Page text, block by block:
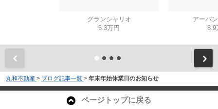
グランシャリオ
6.3万円
アーバ
8.9
丸和不動産 > ブログ記事一覧 > 年末年始休業日のお知らせ
ページトップに戻る